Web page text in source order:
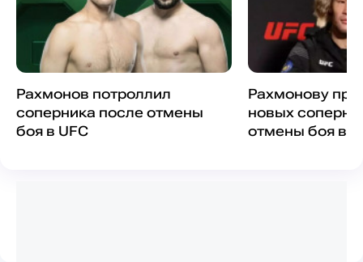
Рахмонов потроллил
соперника после отмены
боя в UFC
Рахмонову
новых
отмены боя в